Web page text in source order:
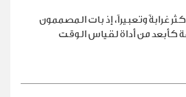
غرابةً وتعبيراً، إذ بات المصممون
كأبعد من أداة لقياس الوقت